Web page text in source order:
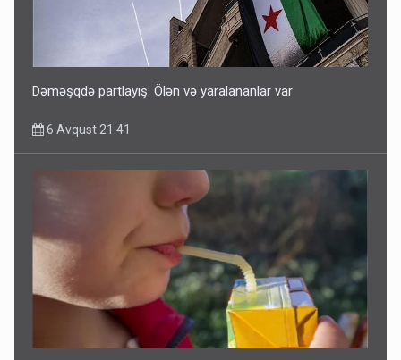
Dəməşqdə partlayış: Ölən və yaralananlar var
6 Avqust 21:41